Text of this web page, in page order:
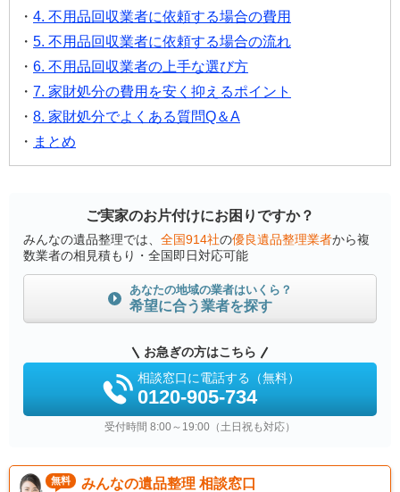
4. 不用品回収業者に依頼する場合の費用
5. 不用品回収業者に依頼する場合の流れ
6. 不用品回収業者の上手な選び方
7. 家財処分の費用を安く抑えるポイント
8. 家財処分でよくある質問Q＆A
まとめ
ご実家のお片付けにお困りですか？
みんなの遺品整理では、 全国914社の優良遺品整理業者から複
数業者の相見積もり・全国即日対応可能
あなたの地域の業者はいくら？
希望に合う業者を探す
お急ぎの方はこちら
相談窓口に電話する（無料）
0120-905-734
受付時間 8:00～19:00（土日祝も対応）
無料 みんなの遺品整理 相談窓口